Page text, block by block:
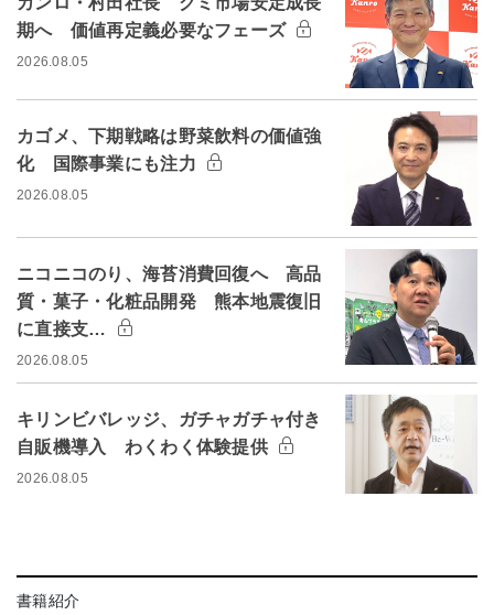
期へ 価値再定義必要なフェーズ
2026.08.05
カゴメ、下期戦略は野菜飲料の価値強
化 国際事業にも注力
2026.08.05
ニコニコのり、海苔消費回復へ 高品
質・菓子・化粧品開発 熊本地震復旧
に直接支…
2026.08.05
キリンビバレッジ、ガチャガチャ付き
自販機導入 わくわく体験提供
2026.08.05
書籍紹介